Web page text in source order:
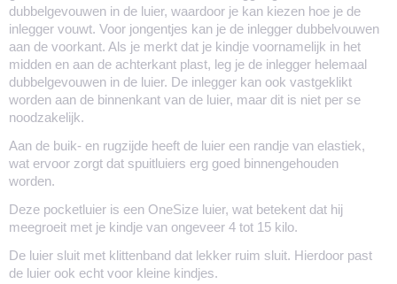
dubbelgevouwen in de luier, waardoor je kan kiezen hoe je de
inlegger vouwt. Voor jongentjes kan je de inlegger dubbelvouwen
aan de voorkant. Als je merkt dat je kindje voornamelijk in het
midden en aan de achterkant plast, leg je de inlegger helemaal
dubbelgevouwen in de luier. De inlegger kan ook vastgeklikt
worden aan de binnenkant van de luier, maar dit is niet per se
noodzakelijk.
Aan de buik- en rugzijde heeft de luier een randje van elastiek,
wat ervoor zorgt dat spuitluiers erg goed binnengehouden
worden.
Deze pocketluier is een OneSize luier, wat betekent dat hij
meegroeit met je kindje van ongeveer 4 tot 15 kilo.
De luier sluit met klittenband dat lekker ruim sluit. Hierdoor past
de luier ook echt voor kleine kindjes.